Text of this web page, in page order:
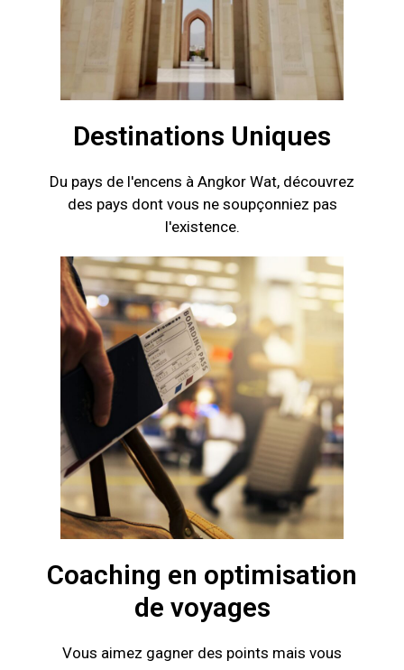
Destinations Uniques
Du pays de l'encens à Angkor Wat, découvrez
des pays dont vous ne soupçonniez pas
l'existence.
Coaching en optimisation
de voyages
Vous aimez gagner des points mais vous